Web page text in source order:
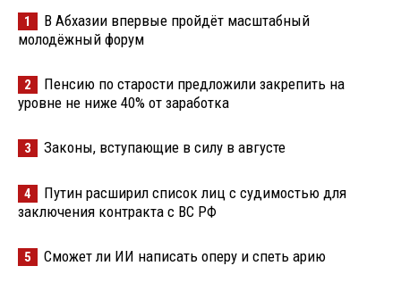
1
В Абхазии впервые пройдёт масштабный
молодёжный форум
2
Пенсию по старости предложили закрепить на
уровне не ниже 40% от заработка
3 Законы, вступающие в силу в августе
4
Путин расширил список лиц с судимостью для
заключения контракта с ВС РФ
5 Сможет ли ИИ написать оперу и спеть арию